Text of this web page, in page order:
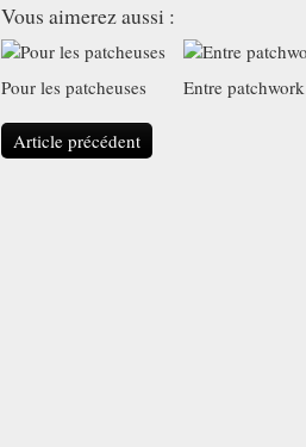
Vous aimerez aussi :
Pour les patcheuses Entre patchwork
Article précédent